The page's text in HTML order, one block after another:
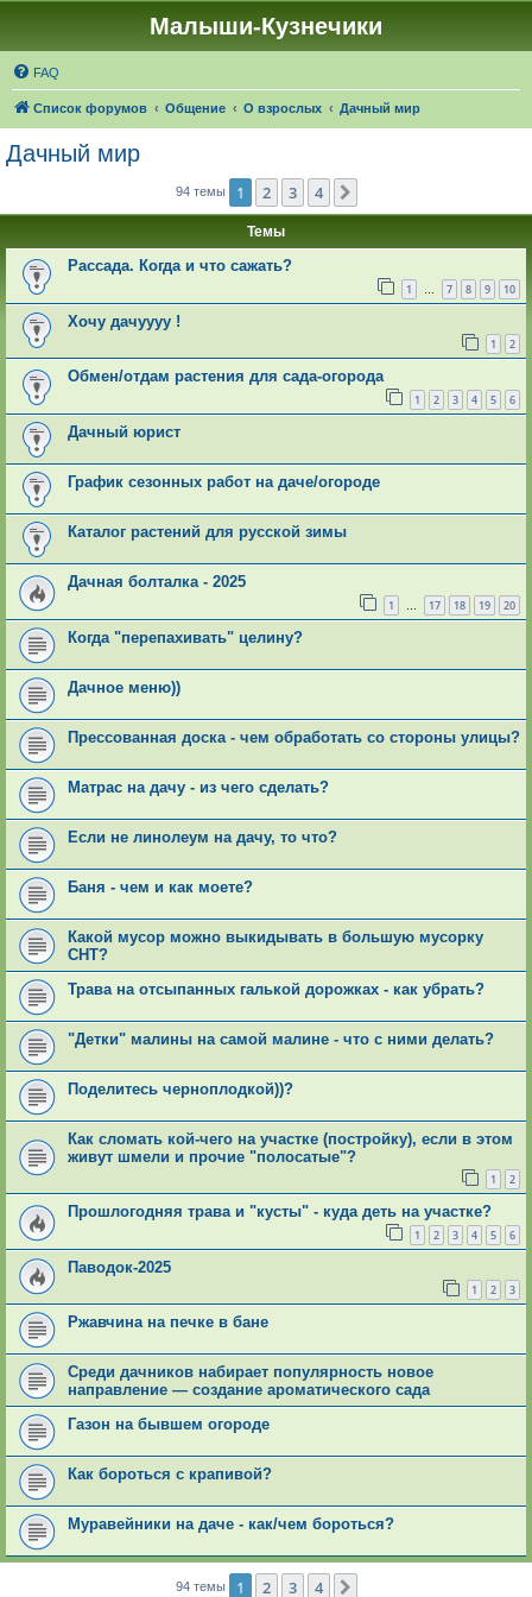
Малыши-Кузнечики
FAQ
Список форумов Общение О взрослых Дачный мир
Дачный мир
94 темы 1 2 3 4
Темы
Рассада. Когда и что сажать?
1 … 7 8 9 10
Хочу дачуууу !
1 2
Обмен/отдам растения для сада-огорода
1 2 3 4 5 6
Дачный юрист
График сезонных работ на даче/огороде
Каталог растений для русской зимы
Дачная болталка - 2025
1 … 17 18 19 20
Когда "перепахивать" целину?
Дачное меню))
Прессованная доска - чем обработать со стороны улицы?
Матрас на дачу - из чего сделать?
Если не линолеум на дачу, то что?
Баня - чем и как моете?
Какой мусор можно выкидывать в большую мусорку
СНТ?
Трава на отсыпанных галькой дорожках - как убрать?
"Детки" малины на самой малине - что с ними делать?
Поделитесь черноплодкой))?
Как сломать кой-чего на участке (постройку), если в этом
живут шмели и прочие "полосатые"?
1 2
Прошлогодняя трава и "кусты" - куда деть на участке?
1 2 3 4 5 6
Паводок-2025
1 2 3
Ржавчина на печке в бане
Среди дачников набирает популярность новое
направление — создание ароматического сада
Газон на бывшем огороде
Как бороться с крапивой?
Муравейники на даче - как/чем бороться?
94 темы 1 2 3 4